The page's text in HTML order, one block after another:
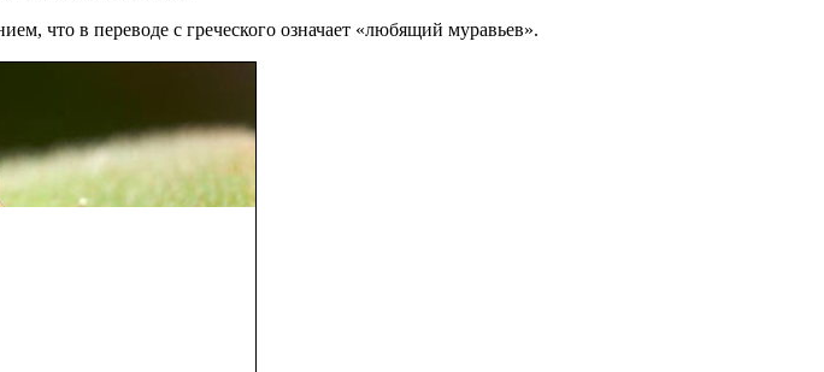
что в переводе с греческого означает «любящий муравьев».